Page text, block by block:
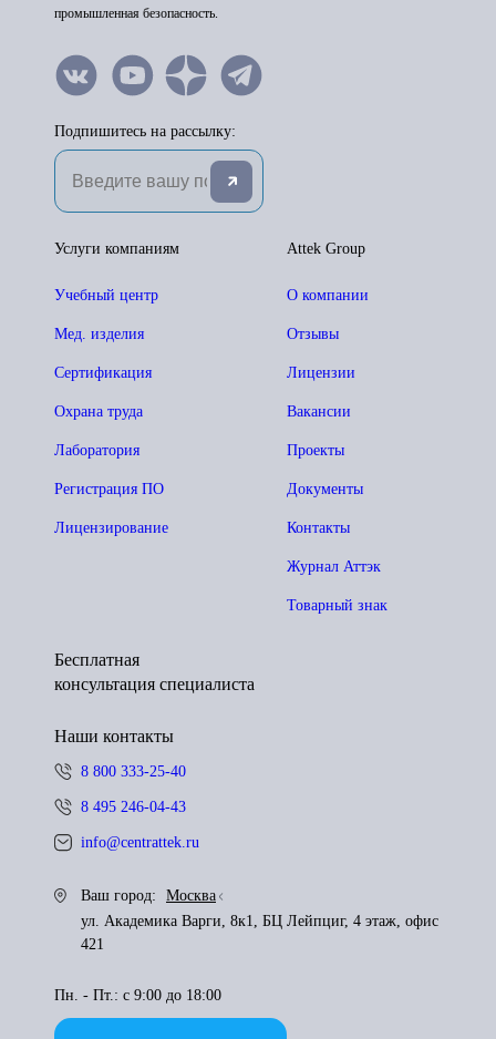
промышленная безопасность.
Подпишитесь на рассылку:
Attek Group
О компании
Отзывы
Лицензии
Вакансии
Проекты
Документы
Контакты
Журнал Аттэк
Товарный знак
Услуги компаниям
Учебный центр
Мед. изделия
Сертификация
Охрана труда
Лаборатория
Регистрация ПО
Лицензирование
Бесплатная
консультация специалиста
Наши контакты
8 800 333-25-40
8 495 246-04-43
info@centrattek.ru
Ваш город:
Москва
ул. Академика Варги, 8к1, БЦ Лейпциг, 4 этаж, офис
421
Пн. - Пт.: с 9:00 до 18:00